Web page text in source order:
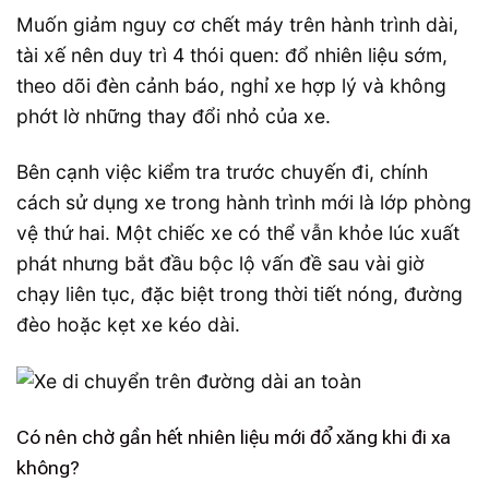
Muốn giảm nguy cơ chết máy trên hành trình dài,
tài xế nên duy trì 4 thói quen: đổ nhiên liệu sớm,
theo dõi đèn cảnh báo, nghỉ xe hợp lý và không
phớt lờ những thay đổi nhỏ của xe.
Bên cạnh việc kiểm tra trước chuyến đi, chính
cách sử dụng xe trong hành trình mới là lớp phòng
vệ thứ hai. Một chiếc xe có thể vẫn khỏe lúc xuất
phát nhưng bắt đầu bộc lộ vấn đề sau vài giờ
chạy liên tục, đặc biệt trong thời tiết nóng, đường
đèo hoặc kẹt xe kéo dài.
Có nên chờ gần hết nhiên liệu mới đổ xăng khi đi xa
không?